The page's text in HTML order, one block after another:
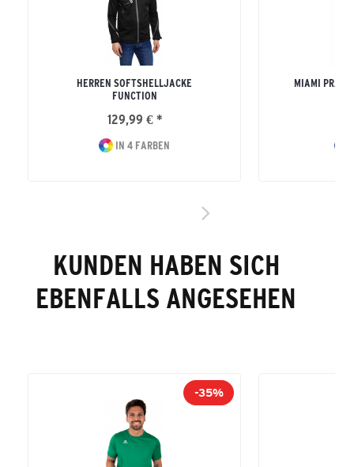
HERREN SOFTSHELLJACKE
FUNCTION
129,99 € *
IN 4 FARBEN
MIAMI
KUNDEN HABEN SICH
EBENFALLS ANGESEHEN
-35%